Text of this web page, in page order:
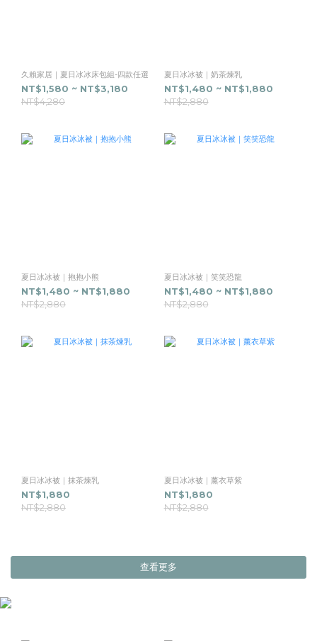
久賴家居｜夏日冰冰床包組-四款任選
NT$1,580 ~ NT$3,180
NT$4,280
夏日冰冰被｜奶茶煉乳
NT$1,480 ~ NT$1,880
NT$2,880
夏日冰冰被｜抱抱小熊
NT$1,480 ~ NT$1,880
NT$2,880
夏日冰冰被｜笑笑恐龍
NT$1,480 ~ NT$1,880
NT$2,880
夏日冰冰被｜抹茶煉乳
NT$1,880
NT$2,880
夏日冰冰被｜薰衣草紫
NT$1,880
NT$2,880
查看更多